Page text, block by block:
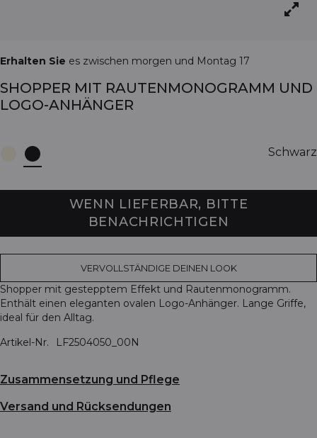
Erhalten Sie es zwischen morgen und Montag 17
SHOPPER MIT RAUTENMONOGRAMM UND
LOGO-ANHÄNGER
Schwarz
WENN LIEFERBAR, BITTE
BENACHRICHTIGEN
VERVOLLSTÄNDIGE DEINEN LOOK
Shopper mit gestepptem Effekt und Rautenmonogramm.
Enthält einen eleganten ovalen Logo-Anhänger. Lange Griffe,
ideal für den Alltag.
Artikel-Nr.
LF2504050_00N
Zusammensetzung und Pflege
Versand und Rücksendungen